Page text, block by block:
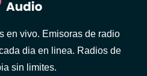
en vivo. Emisoras de radio
dia en linea. Radios de
sin limites.